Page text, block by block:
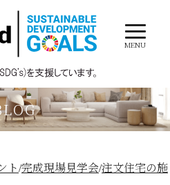
MENU
ト/完成現場見学会/注文住宅の施